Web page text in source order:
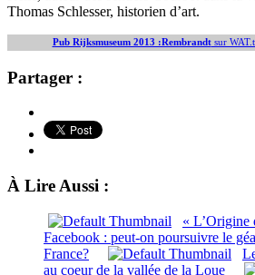
Thomas Schlesser, historien d’art.
Pub Rijksmuseum 2013 :Rembrandtsur
Partager :
À Lire Aussi :
« L’Origine
Facebook : peut-on poursuivre le
France?
au coeur de la vallée de la Loue